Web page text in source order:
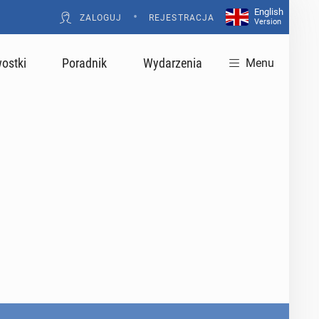
ZALOGUJ • REJESTRACJA
English
Version
Poradnik Wydarzenia Menu